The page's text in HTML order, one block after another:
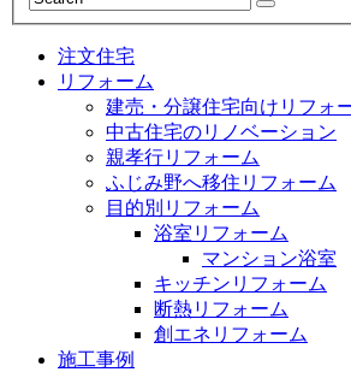
注文住宅
リフォーム
建売・分譲住宅向けリフォ
中古住宅のリノベーション
親孝行リフォーム
ふじみ野へ移住リフォーム
目的別リフォーム
浴室リフォーム
マンション浴室
キッチンリフォーム
断熱リフォーム
創エネリフォーム
施工事例